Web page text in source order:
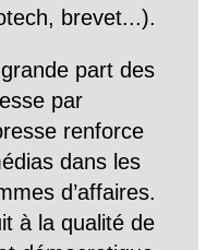
brevet...).
grande part des
par
renforce
dans les
d’affaires.
à la qualité de